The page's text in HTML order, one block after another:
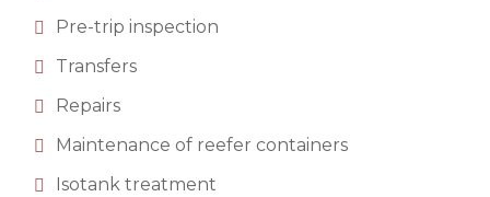
Pre-trip inspection
Transfers
Repairs
Maintenance of reefer containers
Isotank treatment